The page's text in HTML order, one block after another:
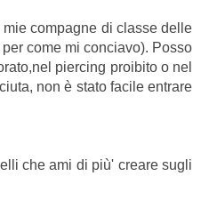
compagne di classe delle
come mi conciavo). Posso
piercing proibito o nel
non è stato facile entrare
che ami di più' creare sugli